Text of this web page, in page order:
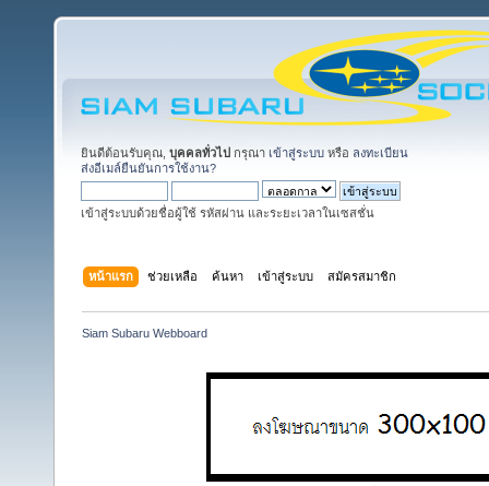
ยินดีต้อนรับคุณ, บุคคลทั่วไป กรุณา เข้าสู่ระบบ หรือ ลงทะเบียน
ส่งอีเมล์ยืนยันการใช้งาน?
เข้าสู่ระบบด้วยชื่อผู้ใช้ รหัสผ่าน และระยะเวลาในเซสชั่น
หน้าแรก ช่วยเหลือ ค้นหา เข้าสู่ระบบ สมัครสมาชิก
Siam Subaru Webboard